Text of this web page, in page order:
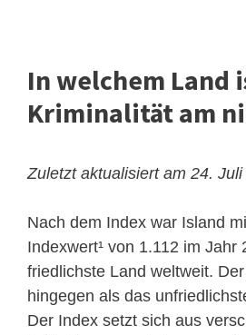
In welchem Land
Kriminalität am
Zuletzt aktualisiert am 24.
Nach dem Index war Island
Indexwert¹ von 1.112 im Jahr
friedlichste Land weltweit.
hingegen als das
Der Index setzt sich aus